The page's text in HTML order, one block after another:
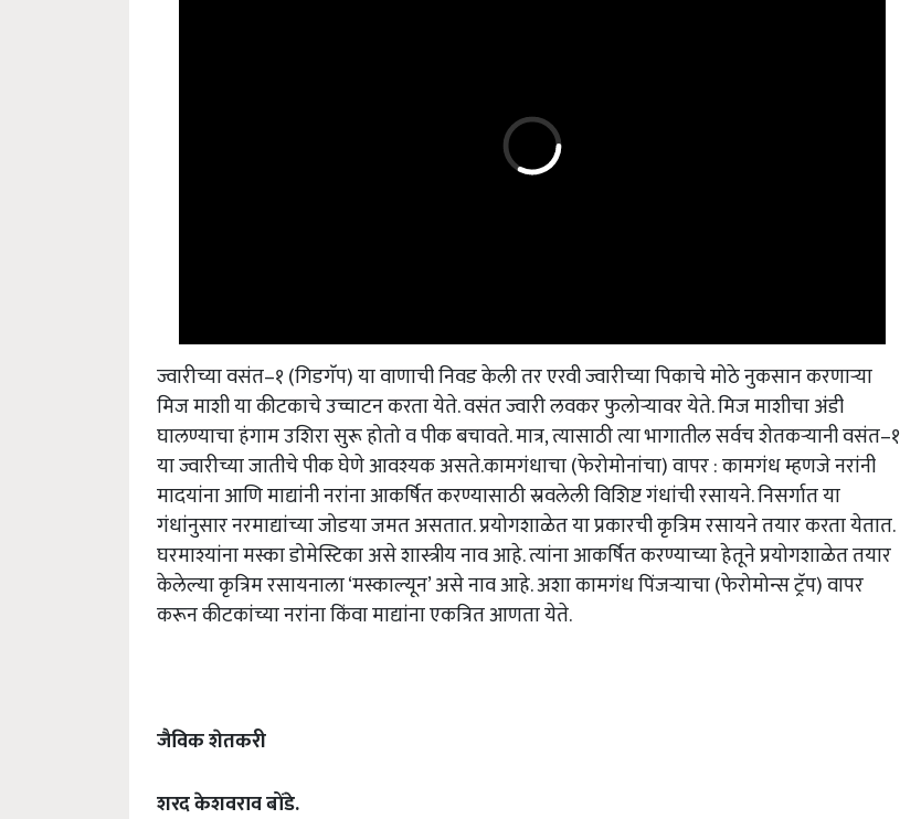
ज्वारीच्या वसंत–१ (गिडगॅप) या वाणाची निवड केली तर एरवी ज्वारीच्या पिकाचे मोठे नुकसान करणाऱ्या
मिज माशी या कीटकाचे उच्चाटन करता येते. वसंत ज्वारी लवकर फुलोऱ्यावर येते. मिज माशीचा अंडी
घालण्याचा हंगाम उशिरा सुरू होतो व पीक बचावते. मात्र, त्यासाठी त्या भागातील सर्वच शेतकऱ्यानी वसंत–१
या ज्वारीच्या जातीचे पीक घेणे आवश्यक असते.कामगंधाचा (फेरोमोनांचा) वापर : कामगंध म्हणजे नरांनी
मादयांना आणि माद्यांनी नरांना आकर्षित करण्यासाठी स्रवलेली विशिष्ट गंधांची रसायने. निसर्गात या
गंधांनुसार नरमाद्यांच्या जोडया जमत असतात. प्रयोगशाळेत या प्रकारची कृत्रिम रसायने तयार करता येतात.
घरमाश्यांना मस्का डोमेस्टिका असे शास्त्रीय नाव आहे. त्यांना आकर्षित करण्याच्या हेतूने प्रयोगशाळेत तयार
केलेल्या कृत्रिम रसायनाला ‘मस्काल्यून’ असे नाव आहे. अशा कामगंध पिंजऱ्याचा (फेरोमोन्स ट्रॅप) वापर
करून कीटकांच्या नरांना किंवा माद्यांना एकत्रित आणता येते.
जैविक शेतकरी
शरद केशवराव बोंडे.